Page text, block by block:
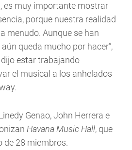
es muy importante mostrar
porque nuestra realidad
menudo. Aunque se han
queda mucho por hacer”,
estar trabajando
el musical a los anhelados
Genao, John Herrera e
Havana Music Hall, que
de 28 miembros.